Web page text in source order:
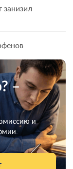
занизил
–
и